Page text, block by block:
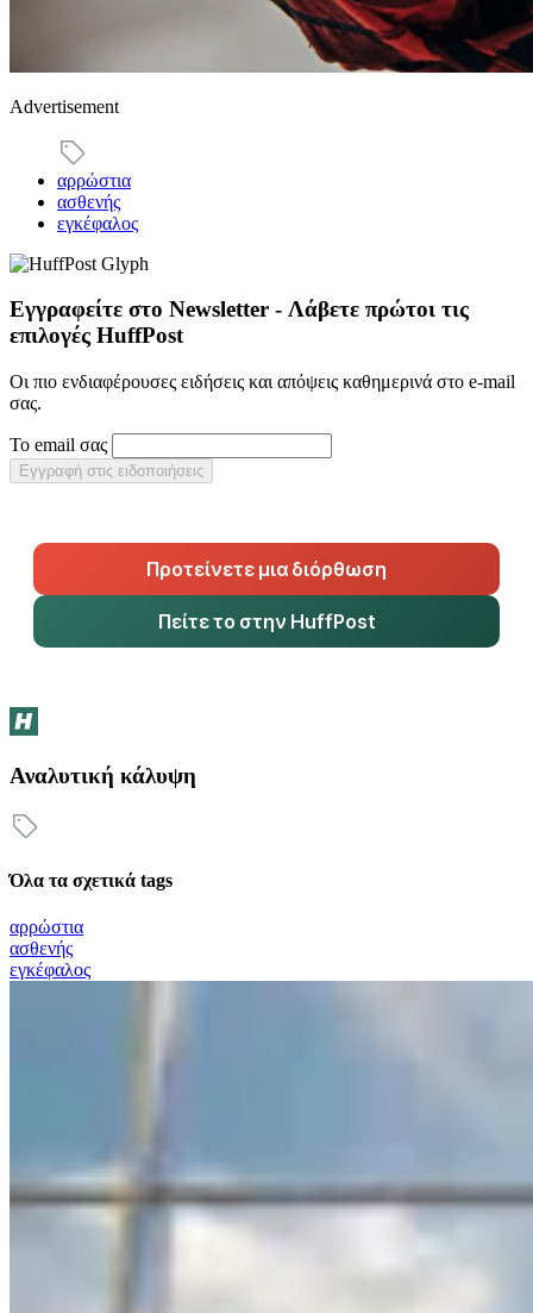
Advertisement
αρρώστια
ασθενής
εγκέφαλος
Εγγραφείτε στο Newsletter - Λάβετε πρώτοι τις
επιλογές HuffPost
Οι πιο ενδιαφέρουσες ειδήσεις και απόψεις καθημερινά στο e-mail
σας.
Το email σας
Εγγραφή στις ειδοποιήσεις
Προτείνετε μια διόρθωση
Πείτε το στην HuffPost
Αναλυτική κάλυψη
Όλα τα σχετικά tags
αρρώστια
ασθενής
εγκέφαλος